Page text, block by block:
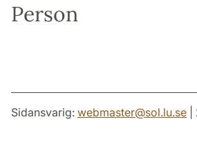
Person
Sidansvarig: webmaster@sol.lu.se